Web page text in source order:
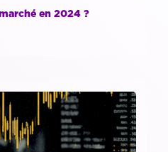
en 2024 ?